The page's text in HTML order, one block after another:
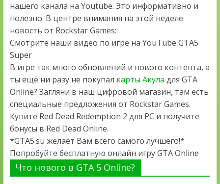
нашего канала на Youtube. Это информативно и
полезно. В центре внимания на этой неделе
новость от Rockstar Games:
Смотрите наши видео по игре на YouTube GTA5
Super
В игре так много обновлений и нового контента, а
ты ещё ни разу не покупал карты Акула для GTA
Online? Загляни в наш цифровой магазин, там есть
специальные предложения от Rockstar Games.
Купите Red Dead Redemption 2 для PC и получите
бонусы в Red Dead Online.
*GTA5.su желает Вам всего самого лучшего!*
Попробуйте бесплатную онлайн игру GTA Online
Что нового в GTA 5 Online?